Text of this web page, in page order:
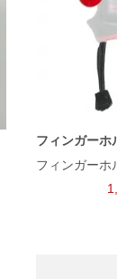
フィンガーホ
フィンガーホ